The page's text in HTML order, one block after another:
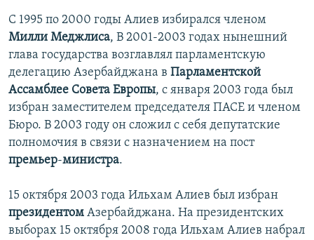
İZ - MƏDƏNIYYƏT PROQRAMI
PEŞƏ ETIKASI VƏ JURNALISTIKA STANDARTLARIMIZ
MATERIALLARIMIZDAN ISTIFADƏ
AZADLIQRADIOSU MOBIL TELEFONUNUZDA
BIZIMLƏ ƏLAQƏ
XƏBƏR BÜLLETENLƏRIMIZ
RFE/RL-in bütün saytları
С 1995 по 2000 годы Алиев избирался членом
Милли Меджлиса, В 2001-2003 годах нынешний
глава государства возглавлял парламентскую
делегацию Азербайджана в Парламентской
Ассамблее Совета Европы, с января 2003 года был
избран заместителем председателя ПАСЕ и членом
Бюро. В 2003 году он сложил с себя депутатские
полномочия в связи с назначением на пост
премьер-министра.
15 октября 2003 года Ильхам Алиев был избран
президентом Азербайджана. На президентских
выборах 15 октября 2008 года Ильхам Алиев набрал